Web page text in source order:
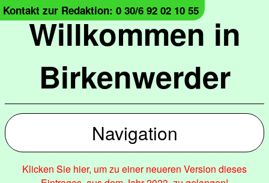
Willkommen in
Birkenwerder
Kontakt zur Redaktion: 0 30/6 92 02 10 55
Navigation
Klicken Sie hier, um zu einer neueren Version dieses